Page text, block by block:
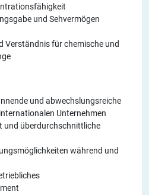
und Sehvermögen
Verständnis für chemische und
und abwechslungsreiche
Unternehmen
und überdurchschnittliche
während und